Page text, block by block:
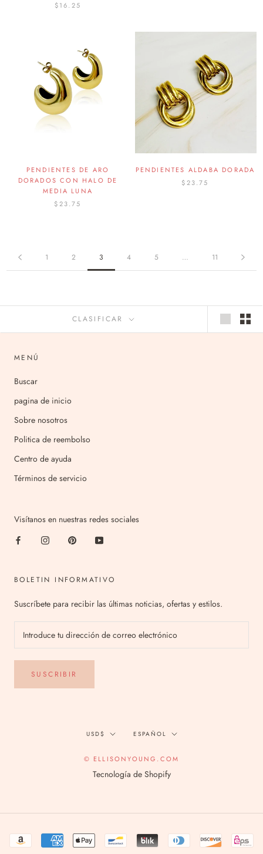
$16.25
PENDIENTES DE ARO
DORADOS CON HALO DE
MEDIA LUNA
$23.75
PENDIENTES ALDABA DORADA
$23.75
1 2 3 4 5 … 11
CLASIFICAR
MENÚ
Buscar
pagina de inicio
Sobre nosotros
Politica de reembolso
Centro de ayuda
Términos de servicio
Visítanos en nuestras redes sociales
BOLETIN INFORMATIVO
Suscríbete para recibir las últimas noticias, ofertas y estilos.
SUSCRIBIR
Divisa
USD$ Idioma
ESPAÑOL
© ELLISONYOUNG.COM
Tecnología de Shopify